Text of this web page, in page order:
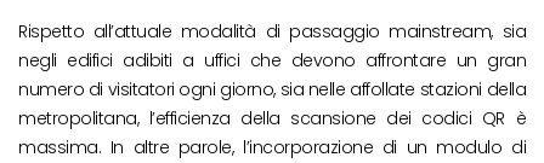
Rispetto all’attuale modalità di passaggio mainstream, sia
negli edifici adibiti a uffici che devono affrontare un gran
numero di visitatori ogni giorno, sia nelle affollate stazioni della
metropolitana, l’efficienza della scansione dei codici QR è
massima. In altre parole, l’incorporazione di un modulo di